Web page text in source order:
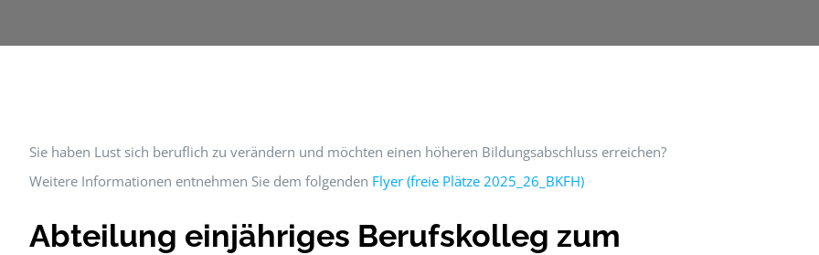
Sie haben Lust sich beruflich zu verändern und möchten einen höheren Bildungsabschluss erreichen?
Weitere Informationen entnehmen Sie dem folgenden Flyer (freie Plätze 2025_26_BKFH)
Abteilung einjähriges Berufskolleg zum